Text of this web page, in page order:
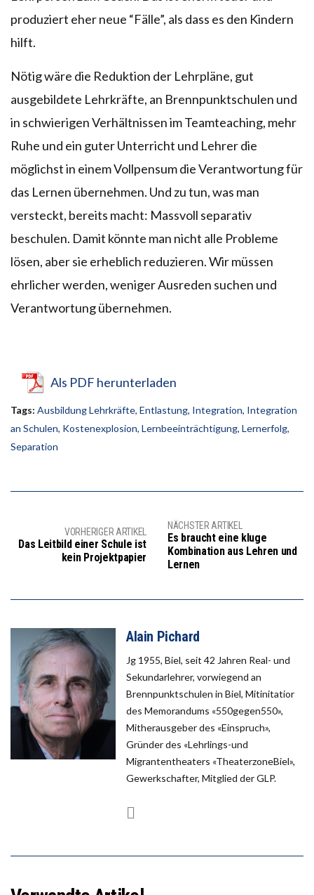
produziert eher neue “Fälle”, als dass es den Kindern
hilft.
Nötig wäre die Reduktion der Lehrpläne, gut
ausgebildete Lehrkräfte, an Brennpunktschulen und
in schwierigen Verhältnissen im Teamteaching, mehr
Ruhe und ein guter Unterricht und Lehrer die
möglichst in einem Vollpensum die Verantwortung für
das Lernen übernehmen. Und zu tun, was man
versteckt, bereits macht: Massvoll separativ
beschulen. Damit könnte man nicht alle Probleme
lösen, aber sie erheblich reduzieren. Wir müssen
ehrlicher werden, weniger Ausreden suchen und
Verantwortung übernehmen.
Als PDF herunterladen
Tags: Ausbildung Lehrkräfte, Entlastung, Integration, Integration
an Schulen, Kostenexplosion, Lernbeeinträchtigung, Lernerfolg,
Separation
VORHERIGER ARTIKEL
Das Leitbild einer Schule ist
kein Projektpapier
NÄCHSTER ARTIKEL
Es braucht eine kluge
Kombination aus Lehren und
Lernen
Alain Pichard
Jg 1955, Biel, seit 42 Jahren Real- und
Sekundarlehrer, vorwiegend an
Brennpunktschulen in Biel, Mitinitatior
des Memorandums «550gegen550»,
Mitherausgeber des «Einspruch»,
Gründer des «Lehrlings-und
Migrantentheaters «TheaterzoneBiel»,
Gewerkschafter, Mitglied der GLP.